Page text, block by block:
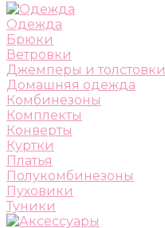
Одежда
Брюки
Ветровки
Джемперы и толстовки
Домашняя одежда
Комбинезоны
Комплекты
Конверты
Куртки
Платья
Полукомбинезоны
Пуховики
Туники